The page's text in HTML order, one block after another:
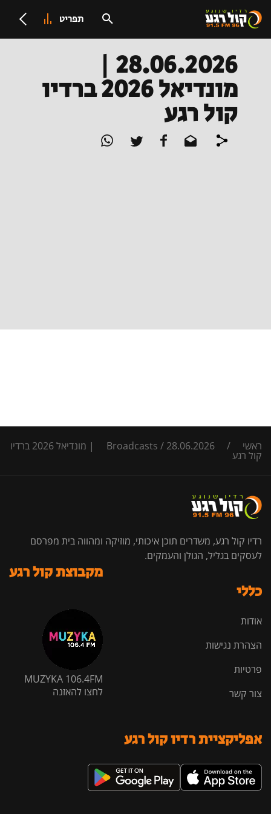
תפריט
28.06.2026 |
מונדיאל 2026 ברדיו
קול רגע
ראשי /
Broadcasts / 28.06.2026 | מונדיאל 2026 ברדיו
קול רגע
רדיו קול רגע, משדרים תוכן איכותי, מוזיקה ומהווה בית מפרסם
לעסקים בגליל, הגולן והעמקים.
כללי
אודות
הצהרת נגישות
פרטיות
צור קשר
מקבוצת קול רגע
MUZYKA 106.4FM
לחצו להאזנה
אפליקציית רדיו קול רגע